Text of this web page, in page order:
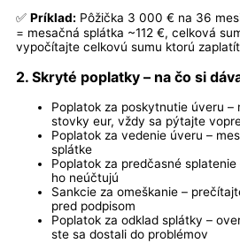
✅ Príklad: Pôžička 3 000 € na 36
= mesačná splátka ~112 €, celková
vypočítajte celkovú sumu ktorú
2. Skryté poplatky – na čo si
Poplatok za poskytnutie úveru
stovky eur, vždy sa pýtajte
Poplatok za vedenie úveru –
splátke
Poplatok za predčasné
ho neúčtujú
Sankcie za omeškanie –
pred podpisom
Poplatok za odklad splátky –
ste sa dostali do problémov